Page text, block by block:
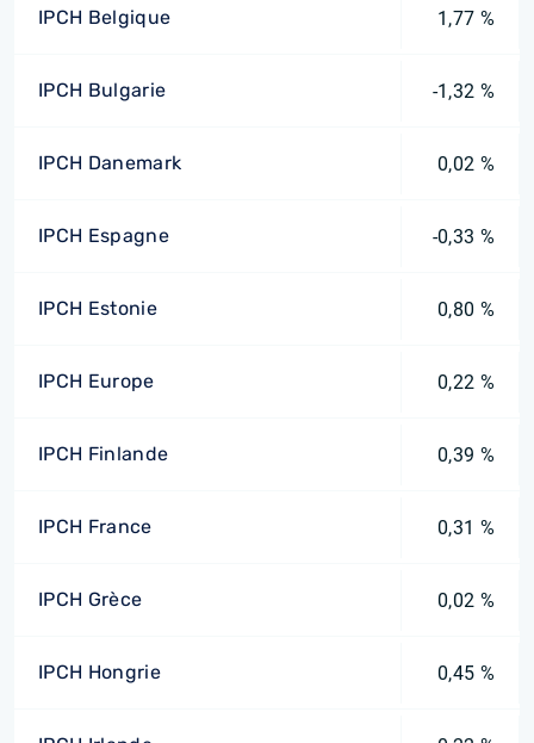
IPCH Belgique 1,77 %
IPCH Bulgarie -1,32 %
IPCH Danemark 0,02 %
IPCH Espagne -0,33 %
IPCH Estonie 0,80 %
IPCH Europe 0,22 %
IPCH Finlande 0,39 %
IPCH France 0,31 %
IPCH Grèce 0,02 %
IPCH Hongrie 0,45 %